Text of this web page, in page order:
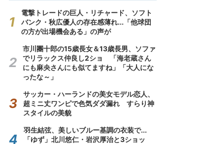
電撃トレードの巨人・リチャード、ソフト
バンク・秋広優人の存在感薄れ...「他球団
の方が出場機会ある」の声が
市川團十郎の15歳長女＆13歳長男、ソファ
でリラックス仲良し2ショ 「海老蔵さん
にも麻央さんにも似てますね」「大人にな
ったな～」
サッカー・ハーランドの美女モデル恋人、
超ミニ丈ワンピで色気ダダ漏れ すらり神
スタイルの美貌
羽生結弦、美しいブルー基調の衣装で...
「ゆず」北川悠仁・岩沢厚治と3ショッ